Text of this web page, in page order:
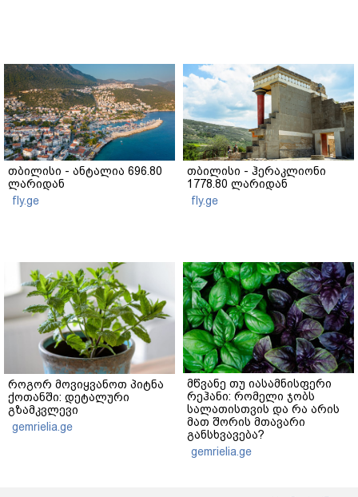
თბილისი - ანტალია 696.80
ლარიდან
fly.ge
თბილისი - ჰერაკლიონი
1778.80 ლარიდან
fly.ge
როგორ მოვიყვანოთ პიტნა
ქოთანში: დეტალური
გზამკვლევი
gemrielia.ge
მწვანე თუ იასამნისფერი
რეჰანი: რომელი ჯობს
სალათისთვის და რა არის
მათ შორის მთავარი
განსხვავება?
gemrielia.ge